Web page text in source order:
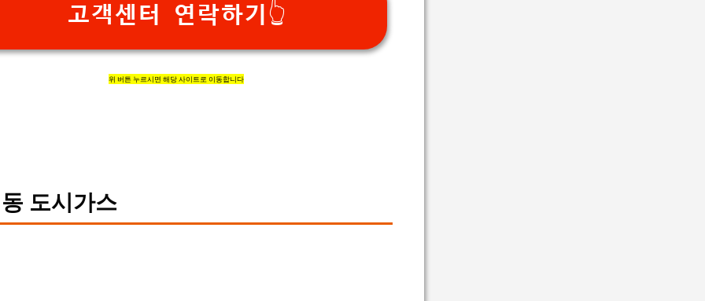
고객센터 연락하기👆
위 버튼 누르시면 해당 사이트로 이동합니다
도시가스